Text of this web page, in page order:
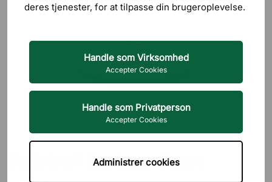
deres tjenester, for at tilpasse din brugeroplevelse.
Handle som Virksomhed
Accepter Cookies
Handle som Privatperson
Accepter Cookies
Administrer cookies
BACKAPP
Sadelstol Backapp Smart